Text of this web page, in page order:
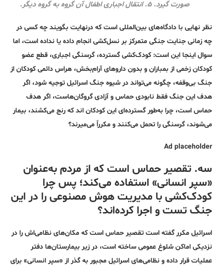
صورت گیرد. ۵. انتقال اجباری اطفال آن گروه به گروه دیگر.
نظر نهایی با دادگاه‌های بین‌المللی است که درنهایت بگویند چه کسی در
چه زمانی جنایت جنگی متمرکز بر نسل‌کشی انجام داده یا نداده است، اما
سوال اینجا این است: کودک‌کشی گسترده، گرسنگی اجباری، قطع عضو
کودکان زخمی از بمباران و بدون داروهای آرام‌بخش، هراس دائمی کودکان از
جنگ بی‌وقفه، چگونه می‌تواند در شیوه جنگ اسرائیل توجیه شود، اگر
هدف این جنگ فقط نابودی حماس و آزادی گروگان‌هاست، اگر هدف
حماس است، چرا به‌طور گسترده‌ای این کودکان اند که رنج می‌کشند، بیمار
می‌شوند، گرسنگی را تحمل می‌کنند و مکرراً می‌میرند؟
Ad placeholder
سه. تقصیر حماس است که از مردم به‌عنوان
«سپر انسانی» استفاده می‌کند؛ پس چرا
کودک‌کشی با مدیریت هوش مصنوعی را در این
جنگ تست و اجرا کرده‌اند؟
اسرائیل مکرر گفته است تقصیر حماس است که مکان‌های نظامی‌اش را در
نزدیکی اماکن شلوغ عمومی ساخته است، در زیر بیمارستان‌ها دفتر
عملیات قرار داده و نظامی‌های اسرائیل مجبور به گذر از «سپر انسانی» برای